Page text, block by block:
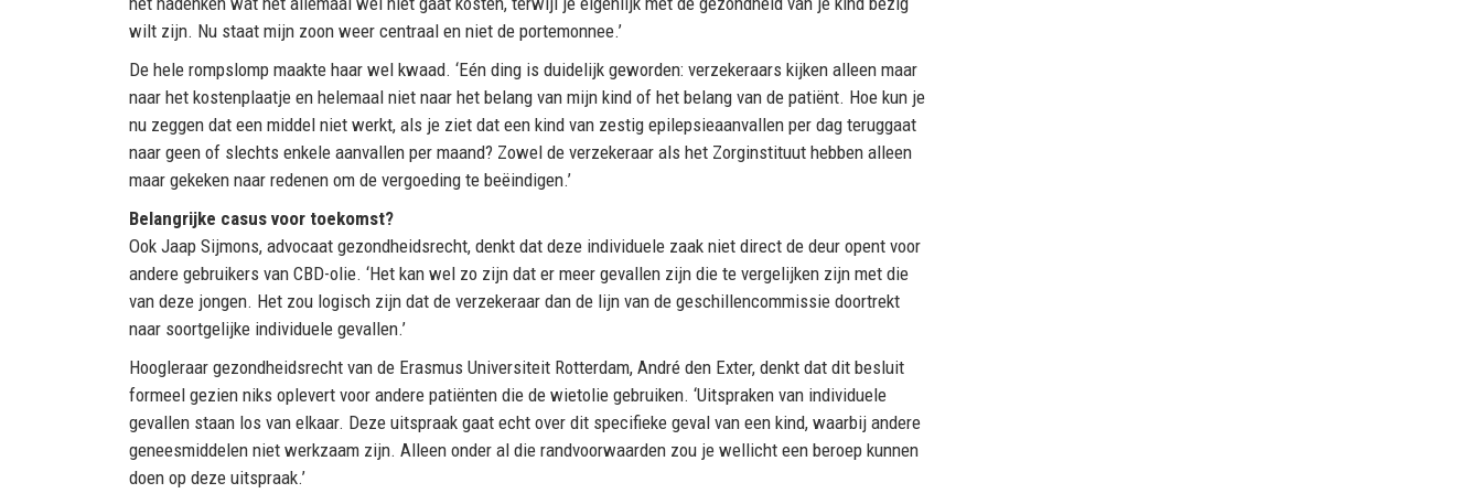
wilt zijn. Nu staat mijn zoon weer centraal en niet de portemonnee.’
De hele rompslomp maakte haar wel kwaad. ‘Eén ding is duidelijk geworden: verzekeraars kijken alleen maar
naar het kostenplaatje en helemaal niet naar het belang van mijn kind of het belang van de patiënt. Hoe kun je
nu zeggen dat een middel niet werkt, als je ziet dat een kind van zestig epilepsieaanvallen per dag teruggaat
naar geen of slechts enkele aanvallen per maand? Zowel de verzekeraar als het Zorginstituut hebben alleen
maar gekeken naar redenen om de vergoeding te beëindigen.’
Belangrijke casus voor toekomst?
Ook Jaap Sijmons, advocaat gezondheidsrecht, denkt dat deze individuele zaak niet direct de deur opent voor
andere gebruikers van CBD-olie. ‘Het kan wel zo zijn dat er meer gevallen zijn die te vergelijken zijn met die
van deze jongen. Het zou logisch zijn dat de verzekeraar dan de lijn van de geschillencommissie doortrekt
naar soortgelijke individuele gevallen.’
Hoogleraar gezondheidsrecht van de Erasmus Universiteit Rotterdam, André den Exter, denkt dat dit besluit
formeel gezien niks oplevert voor andere patiënten die de wietolie gebruiken. ‘Uitspraken van individuele
gevallen staan los van elkaar. Deze uitspraak gaat echt over dit specifieke geval van een kind, waarbij andere
geneesmiddelen niet werkzaam zijn. Alleen onder al die randvoorwaarden zou je wellicht een beroep kunnen
doen op deze uitspraak.’